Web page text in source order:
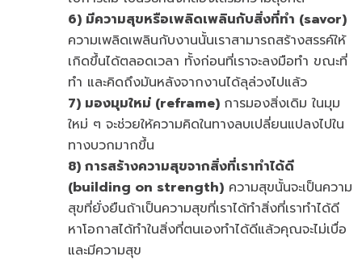
6) มีความสุขหรือเพลิดเพลินกับสิ่งที่ทำ (savor)
ความเพลิดเพลินกับงานนั้นเราสามารถสร้างสรรค์ให้
เกิดขึ้นได้ตลอดเวลา ทั้งก่อนที่เราจะลงมือทำ ขณะที่
ทำ และคิดถึงมันหลังจากงานได้ลุล่วงไปแล้ว
7) มองมุมใหม่ (reframe) การมองสิ่งเดิม ในมุม
ใหม่ ๆ จะช่วยให้ความคิดในทางลบเปลี่ยนแปลงไปใน
ทางบวกมากขึ้น
8) การสร้างความสุขจากสิ่งที่เราทำได้ดี
(building on strength) ความสุขนั้นจะเป็นความ
สุขที่ยั่งยืนถ้าเป็นความสุขที่เราได้ทำสิ่งที่เราทำได้ดี
หาโอกาสได้ทำในสิ่งที่ตนเองทำได้ดีแล้วคุณจะไม่เบื่อ
และมีความสุข